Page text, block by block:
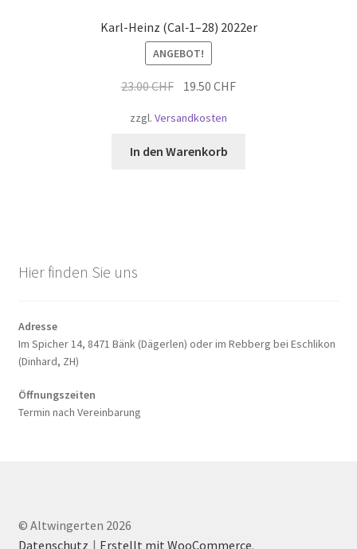
Karl-Heinz (Cal‑1–28) 2022er
ANGEBOT!
23.00CHF Ursprünglicher
war:
23.00 CHF
19.50CHFAktueller
zzgl. Versandkosten
In den Warenkorb
Hier finden Sie uns
Adres­se
Im Spi­cher 14, 8471 Bänk (Däger­len) oder im Reb­berg bei Esch­li­kon
(Din­hard, ZH)
Öff­nungs­zei­ten
Ter­min nach Ver­ein­ba­rung
© Altwingerten 2026
Datenschutz
Erstellt mit WooCommerce.